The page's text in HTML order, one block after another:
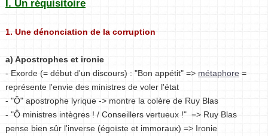
I. Un réquisitoire
1. Une dénonciation de la corruption
a) Apostrophes et ironie
- Exorde (= début d'un discours) : "Bon appétit" => métaphore =
représente l'envie des ministres de voler l'état
- "Ô" apostrophe lyrique -> montre la colère de Ruy Blas
- "Ô ministres intègres ! / Conseillers vertueux !" => Ruy Blas
pense bien sûr l'inverse (égoïste et immoraux) => Ironie